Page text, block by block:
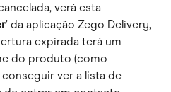
verá esta
’ da aplicação Zego Delivery,
expirada terá um
do produto (como
ver a lista de